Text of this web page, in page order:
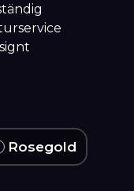
Rosegold